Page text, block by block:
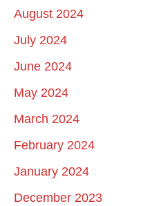
August 2024
July 2024
June 2024
May 2024
March 2024
February 2024
January 2024
December 2023